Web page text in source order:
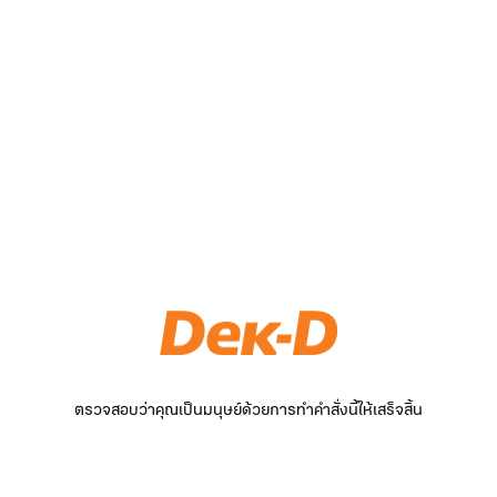
ตรวจสอบว่าคุณเป็นมนุษย์ด้วยการทำคำสั่งนี้ให้เสร็จสิ้น